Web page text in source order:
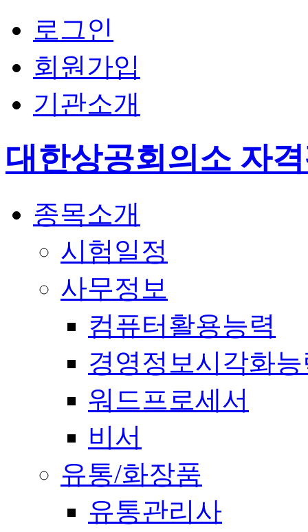
로그인
회원가입
기관소개
대한상공회의소 자
종목소개
시험일정
사무정보
컴퓨터활용능력
경영정보시각화
워드프로세서
비서
유통/화장품
유통관리사